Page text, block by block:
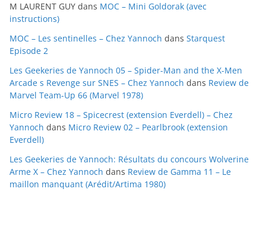
v
e
s
M LAURENT GUY dans MOC – Mini Goldorak (avec
instructions)
MOC – Les sentinelles – Chez Yannoch dans Starquest
Episode 2
Les Geekeries de Yannoch 05 – Spider-Man and the X-Men
Arcade s Revenge sur SNES – Chez Yannoch dans Review de
Marvel Team-Up 66 (Marvel 1978)
Micro Review 18 – Spicecrest (extension Everdell) – Chez
Yannoch dans Micro Review 02 – Pearlbrook (extension
Everdell)
Les Geekeries de Yannoch: Résultats du concours Wolverine
Arme X – Chez Yannoch dans Review de Gamma 11 – Le
maillon manquant (Arédit/Artima 1980)